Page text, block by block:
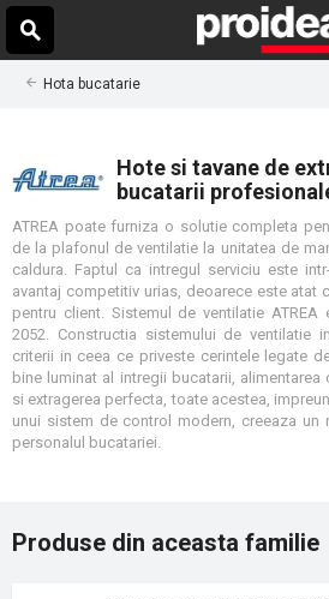
Hota bucatarie
Hote si tavane de
bucatarii
ATREA poate furniza o solutie completa
de la plafonul de ventilatie la unitatea de
caldura. Faptul ca intregul serviciu este
avantaj competitiv urias, deoarece este atat
pentru client. Sistemul de ventilatie
2052. Constructia sistemului de ventilatie
criterii in ceea ce priveste cerintele legate
bine luminat al intregii bucatarii,
si extragerea perfecta, toate acestea,
unui sistem de control modern, creeaza un
personalul bucatariei.
Produse din aceasta familie